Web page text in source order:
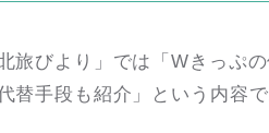
旅びより」では「Wきっぷ
替手段も紹介」という内容で